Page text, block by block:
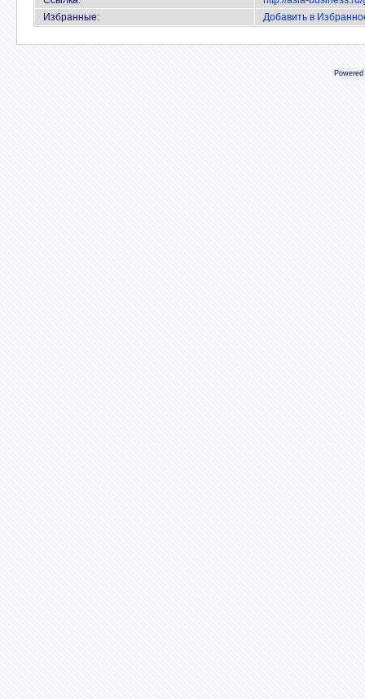
Избранные:
Добавить в